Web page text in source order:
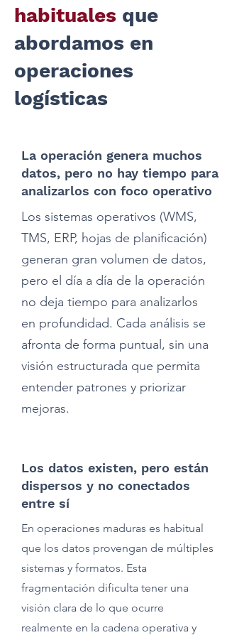
habituales que
abordamos en
operaciones
logísticas
La operación genera muchos
datos, pero no hay tiempo para
analizarlos con foco operativo
Los sistemas operativos (WMS,
TMS, ERP, hojas de planificación)
generan gran volumen de datos,
pero el día a día de la operación
no deja tiempo para analizarlos
en profundidad. Cada análisis se
afronta de forma puntual, sin una
visión estructurada que permita
entender patrones y priorizar
mejoras.
Los datos existen, pero están
dispersos y no conectados
entre sí
En operaciones maduras es habitual
que los datos provengan de múltiples
sistemas y formatos. Esta
fragmentación dificulta tener una
visión clara de lo que ocurre
realmente en la cadena operativa y